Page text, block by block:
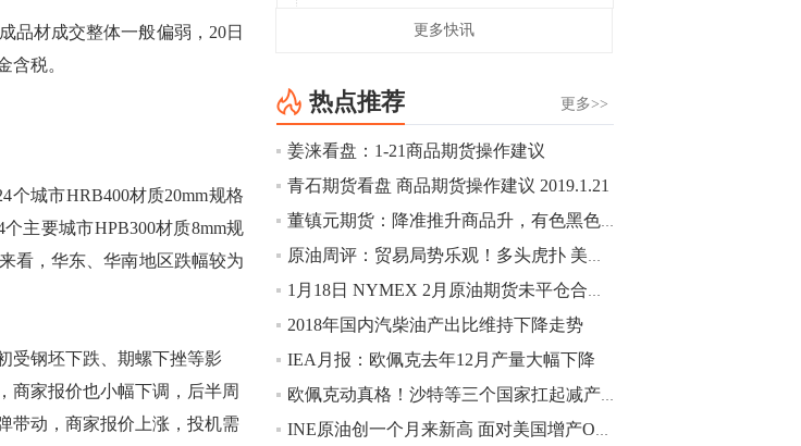
材成交整体一般偏弱，20日
含税。
城市HRB400材质20mm规格
主要城市HPB300材质8mm规
看，华东、华南地区跌幅较为
钢坯下跌、期螺下挫等影
商家报价也小幅下调，后半周
带动，商家报价上涨，投机需
[imgnobrwh] src=...
跌幅达6%，报689.5元/吨，刷新近两个月
低位。
14:20
方正有色研究团队：高度重视贵金属的阶
段性机会。自年初以来沪金上涨16.93%，
立涨势，白银将开启补涨，且涨幅超过黄
金，金银比有望高位回归。
13:55
豆二期货主力合约涨停，涨幅达3.98%，报
更多快讯
更多>>
热点推荐
姜涞看盘：1-21商品期货操作建议
青石期货看盘 商品期货操作建议 2019.1.21
董镇元期货：降准推升商品升，有色黑色延续多
原油周评：贸易局势乐观！多头虎扑 美布两油喜迎第三周收阳
1月18日 NYMEX 2月原油期货未平仓合约减少28484手
2018年国内汽柴油产出比维持下降走势
IEA月报：欧佩克去年12月产量大幅下降
欧佩克动真格！沙特等三个国家扛起减产大旗
INE原油创一个月来新高 面对美国增产OPEC放狠话